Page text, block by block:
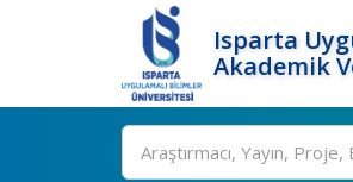
Isparta
Akademik
Ara